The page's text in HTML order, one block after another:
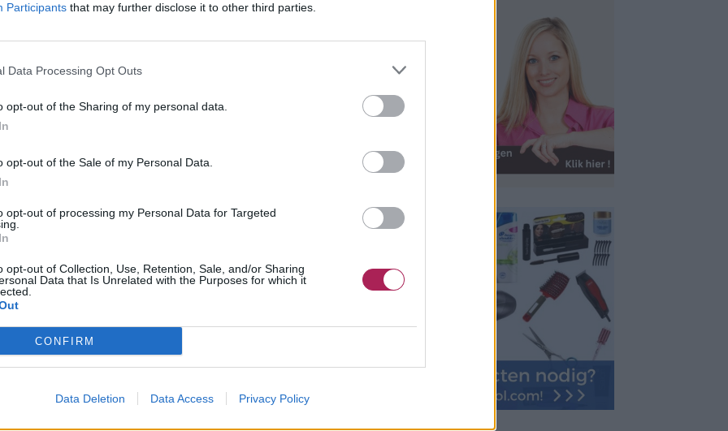
Participants that may further disclose it to other third parties.
Data Processing Opt Outs
opt-out of the Sharing of my personal data.
opt-out of the Sale of my Personal Data.
opt-out of processing my Personal Data for Targeted
opt-out of Collection, Use, Retention, Sale, and/or Sharing
Data that Is Unrelated with the Purposes for which it
CONFIRM
Data Deletion Data Access Privacy Policy